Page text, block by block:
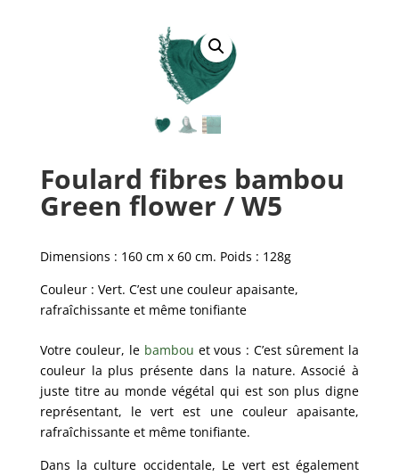
Foulard fibres bambou
Green flower / W5
Dimensions : 160 cm x 60 cm. Poids : 128g
Couleur : Vert. C’est une couleur apaisante,
rafraîchissante et même tonifiante
Votre couleur, le bambou et vous : C’est sûrement la
couleur la plus présente dans la nature. Associé à
juste titre au monde végétal qui est son plus digne
représentant, le vert est une couleur apaisante,
rafraîchissante et même tonifiante.
Dans la culture occidentale, Le vert est également